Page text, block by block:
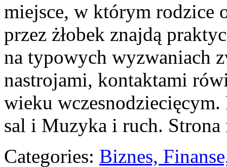
miejsce, w którym rodzice
przez żłobek znajdą
na typowych wyzwaniach
nastrojami, kontaktami
wieku wczesnodziecięcym.
sal i Muzyka i ruch. Strona
Categories: Biznes,